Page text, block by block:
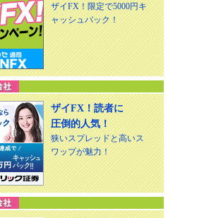
ザイFX！限定で5000円キ
ャッシュバック！
ザイFX！読者に
圧倒的人気！
狭いスプレッドと高いス
ワップが魅力！